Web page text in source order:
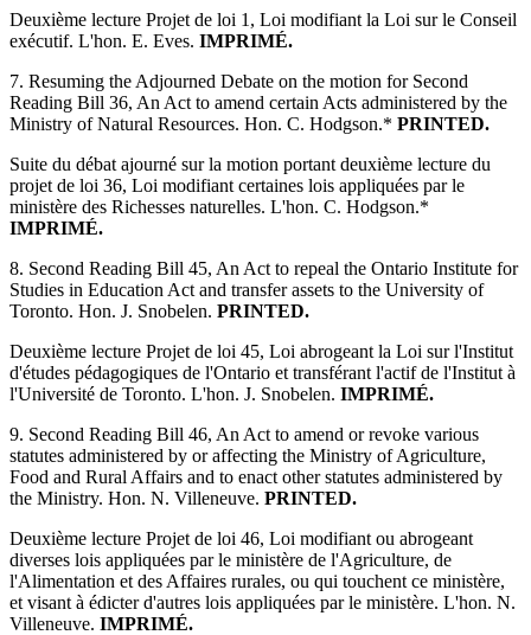
Deuxième lecture Projet de loi 1, Loi modifiant la Loi sur le Conseil
exécutif. L'hon. E. Eves. IMPRIMÉ.
7. Resuming the Adjourned Debate on the motion for Second
Reading Bill 36, An Act to amend certain Acts administered by the
Ministry of Natural Resources. Hon. C. Hodgson.* PRINTED.
Suite du débat ajourné sur la motion portant deuxième lecture du
projet de loi 36, Loi modifiant certaines lois appliquées par le
ministère des Richesses naturelles. L'hon. C. Hodgson.*
IMPRIMÉ.
8. Second Reading Bill 45, An Act to repeal the Ontario Institute for
Studies in Education Act and transfer assets to the University of
Toronto. Hon. J. Snobelen. PRINTED.
Deuxième lecture Projet de loi 45, Loi abrogeant la Loi sur l'Institut
d'études pédagogiques de l'Ontario et transférant l'actif de l'Institut à
l'Université de Toronto. L'hon. J. Snobelen. IMPRIMÉ.
9. Second Reading Bill 46, An Act to amend or revoke various
statutes administered by or affecting the Ministry of Agriculture,
Food and Rural Affairs and to enact other statutes administered by
the Ministry. Hon. N. Villeneuve. PRINTED.
Deuxième lecture Projet de loi 46, Loi modifiant ou abrogeant
diverses lois appliquées par le ministère de l'Agriculture, de
l'Alimentation et des Affaires rurales, ou qui touchent ce ministère,
et visant à édicter d'autres lois appliquées par le ministère. L'hon. N.
Villeneuve. IMPRIMÉ.